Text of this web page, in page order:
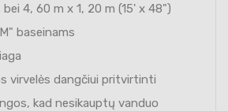
4, 60 m x 1, 20 m (15' x 48")
baseinams
virvelės dangčiui pritvirtinti
kad nesikauptų vanduo